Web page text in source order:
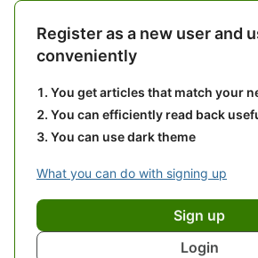
Register as a new user and
conveniently
You get articles that match your
You can efficiently read back
You can use dark theme
What you can do with signing up
Sign up
Login